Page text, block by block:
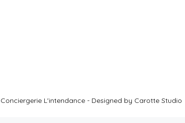
L'intendance - Designed by Carotte Studio